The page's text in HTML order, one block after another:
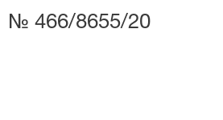
№ 466/8655/20